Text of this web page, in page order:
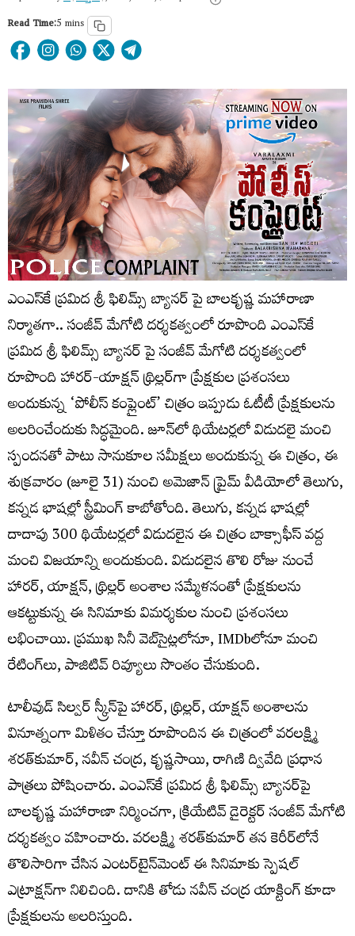
Read Time:5 mins
ఎంఎస్‌కే ప్రమిద శ్రీ ఫిలిమ్స్ బ్యానర్ పై బాలకృష్ణ మహారాణా
నిర్మాతగా.. సంజీవ్ మేగోటి దర్శకత్వంలో రూపొంది ఎంఎస్‌కే
ప్రమిద శ్రీ ఫిలిమ్స్ బ్యానర్ పై సంజీవ్ మేగోటి దర్శకత్వంలో
రూపొంది హారర్-యాక్షన్ థ్రిల్లర్‌గా ప్రేక్షకుల ప్రశంసలు
అందుకున్న ‘పోలీస్ కంప్లైంట్’ చిత్రం ఇప్పుడు ఓటీటీ ప్రేక్షకులను
అలరించేందుకు సిద్ధమైంది. జూన్‌లో థియేటర్లలో విడుదలై మంచి
స్పందనతో పాటు సానుకూల సమీక్షలు అందుకున్న ఈ చిత్రం, ఈ
శుక్ర‌వారం (జూలై 31) నుంచి అమెజాన్ ప్రైమ్ వీడియోలో తెలుగు,
కన్నడ భాషల్లో స్ట్రీమింగ్ కాబోతోంది. తెలుగు, కన్నడ భాష‌ల్లో
దాదాపు 300 థియేటర్లలో విడుదలైన ఈ చిత్రం బాక్సాఫీస్ వద్ద
మంచి విజయాన్ని అందుకుంది. విడుదలైన తొలి రోజు నుంచే
హారర్, యాక్షన్, థ్రిల్లర్ అంశాల సమ్మేళనంతో ప్రేక్షకులను
ఆకట్టుకున్న ఈ సినిమాకు విమర్శకుల నుంచి ప్రశంసలు
లభించాయి. ప్రముఖ సినీ వెబ్‌సైట్లలోనూ, IMDbలోనూ మంచి
రేటింగ్‌లు, పాజిటివ్ రివ్యూలు సొంతం చేసుకుంది.
టాలీవుడ్ సిల్వర్ స్క్రీన్‌పై హారర్, థ్రిల్లర్, యాక్షన్ అంశాలను
వినూత్నంగా మిళితం చేస్తూ రూపొందిన ఈ చిత్రంలో వరలక్ష్మి
శరత్‌కుమార్, నవీన్ చంద్ర, కృష్ణసాయి, రాగిణి ద్వివేది ప్రధాన
పాత్రలు పోషించారు. ఎంఎస్‌కే ప్రమిద శ్రీ ఫిలిమ్స్ బ్యానర్‌పై
బాలకృష్ణ మహారాణా నిర్మించగా, క్రియేటివ్ డైరెక్టర్ సంజీవ్ మేగోటి
దర్శకత్వం వహించారు. వరలక్ష్మి శరత్‌కుమార్ త‌న కెరీర్‌లోనే
తొలిసారిగా చేసిన ఎంట‌ర్‌టైన్‌మెంట్ ఈ సినిమాకు స్పెష‌ల్
ఎట్రాక్ష‌న్‌గా నిలిచింది. దానికి తోడు నవీన్ చంద్ర యాక్టింగ్ కూడా
ప్రేక్ష‌కుల‌ను అల‌రిస్తుంది.